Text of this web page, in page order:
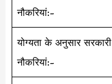
नौकरियां:-
योग्यता के अनुसार सरकारी
नौकरियां:-